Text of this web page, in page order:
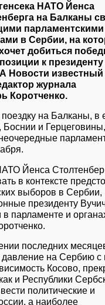
НАТО Йенса
на Балканы
парламентскими
в Сербии, на
добиться
к президенту
Новости известный
журнала
Коротченко.
на Балканы, в
и Герцеговины,
Йенса
в контексте
выборов в Сербии,
президенту
парламенте и
последних
на Сербию с
Косово,
и Республики
политические и
а наиболее